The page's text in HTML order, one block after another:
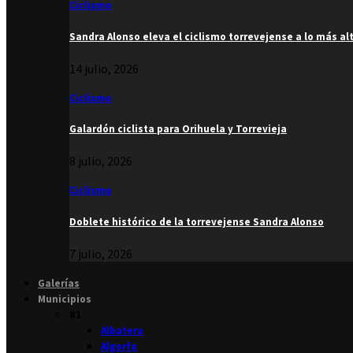
Ciclismo
Sandra Alonso eleva el ciclismo torrevejense a lo más
14 julio, 2026
Ciclismo
Galardón ciclista para Orihuela y Torrevieja
8 julio, 2026
Ciclismo
Doblete histórico de la torrevejense Sandra Alonso
7 julio, 2026
Galerías
Municipios
Albatera
Algorfa